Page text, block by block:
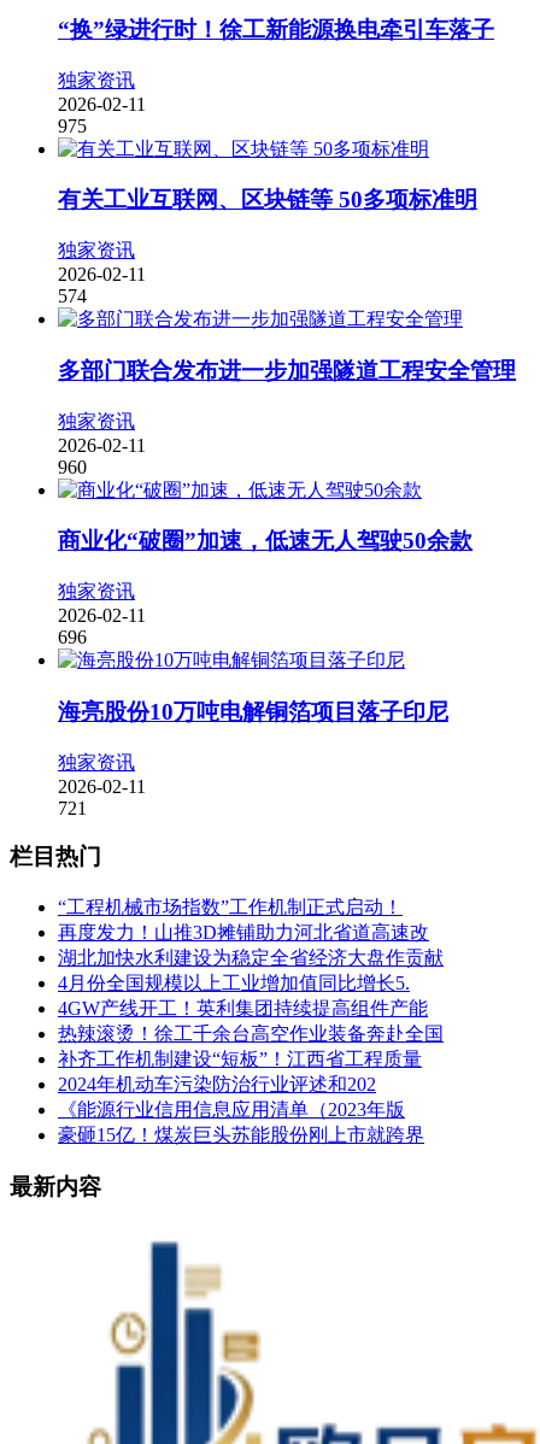
“换”绿进行时！徐工新能源换电牵引车落子
独家资讯
2026-02-11
975
有关工业互联网、区块链等 50多项标准明
独家资讯
2026-02-11
574
多部门联合发布进一步加强隧道工程安全管理
独家资讯
2026-02-11
960
商业化“破圈”加速，低速无人驾驶50余款
独家资讯
2026-02-11
696
海亮股份10万吨电解铜箔项目落子印尼
独家资讯
2026-02-11
721
栏目热门
“工程机械市场指数”工作机制正式启动！
再度发力！山推3D摊铺助力河北省道高速改
湖北加快水利建设为稳定全省经济大盘作贡献
4月份全国规模以上工业增加值同比增长5.
4GW产线开工！英利集团持续提高组件产能
热辣滚烫！徐工千余台高空作业装备奔赴全国
补齐工作机制建设“短板”！江西省工程质量
2024年机动车污染防治行业评述和202
《能源行业信用信息应用清单（2023年版
豪砸15亿！煤炭巨头苏能股份刚上市就跨界
最新内容